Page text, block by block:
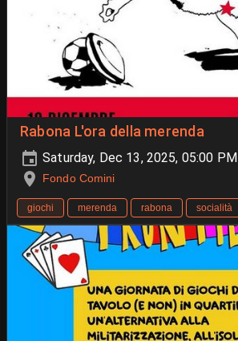
Rabona L'ora della merenda
Saturday, Dec 13, 2025, 05:00
Fondo Comini
giochi merenda rabona socialità